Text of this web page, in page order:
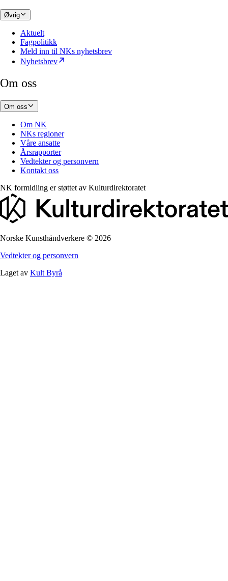
Øvrig
Aktuelt
Fagpolitikk
Meld inn til NKs nyhetsbrev
Nyhetsbrev
Om oss
Om oss
Om NK
NKs regioner
Våre ansatte
Årsrapporter
Vedtekter og personvern
Kontakt oss
NK formidling er støttet av Kulturdirektoratet
Norske Kunsthåndverkere © 2026
Vedtekter og personvern
Laget av Kult Byrå